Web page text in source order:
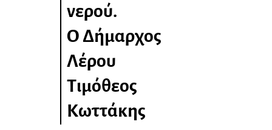
νερού.
Ο Δήμαρχος
Λέρου
Τιμόθεος
Κωττάκης